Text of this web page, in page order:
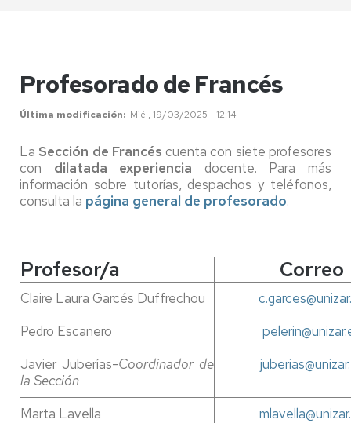
Profesorado de Francés
Última modificación Mié , 19/03/2025 - 12:14
La Sección de Francés cuenta con siete profesores
con dilatada experiencia docente. Para más
información sobre tutorías, despachos y teléfonos,
consulta la página general de profesorado.
Profesor/a Correo
Claire Laura Garcés Duffrechou
Pedro Escanero
Javier Juberías-Coordinador de
la Sección
Marta Lavella